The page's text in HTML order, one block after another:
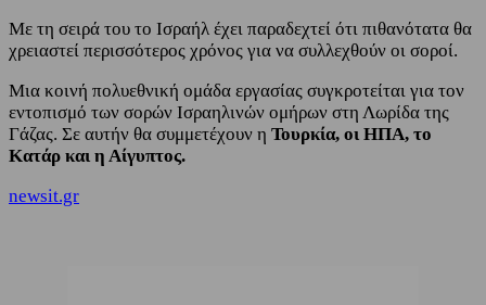
Με τη σειρά του το Ισραήλ έχει παραδεχτεί ότι πιθανότατα θα
χρειαστεί περισσότερος χρόνος για να συλλεχθούν οι σοροί.
Μια κοινή πολυεθνική ομάδα εργασίας συγκροτείται για τον
εντοπισμό των σορών Ισραηλινών ομήρων στη Λωρίδα της
Γάζας. Σε αυτήν θα συμμετέχουν η Τουρκία, οι ΗΠΑ, το
Κατάρ και η Αίγυπτος.
newsit.gr